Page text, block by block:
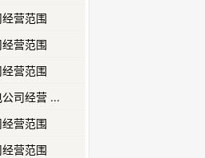
营范围
营范围
营范围
司经营 ...
营范围
营范围